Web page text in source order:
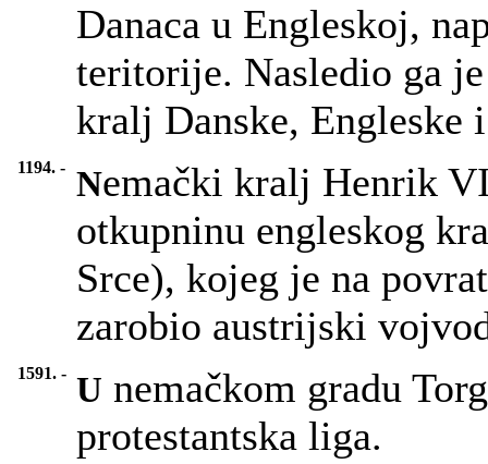
Danaca u Engleskoj,
teritorije. Nasledio ga
kralj Danske, Engleske
1194. - Nemački kralj Henrik
otkupninu engleskog
Srce), kojeg je na
zarobio austrijski
1591. - U nemačkom gradu
protestantska liga.